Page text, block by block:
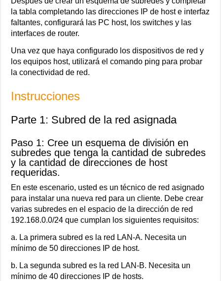
la tabla completando las direcciones IP de host e interfaz
faltantes, configurará las PC host, los switches y las
interfaces de router.
Una vez que haya configurado los dispositivos de red y
los equipos host, utilizará el comando ping para probar
la conectividad de red.
Instrucciones
Parte 1: Subred de la red asignada
Paso 1: Cree un esquema de división en
subredes que tenga la cantidad de subredes
y la cantidad de direcciones de host
requeridas.
En este escenario, usted es un técnico de red asignado
para instalar una nueva red para un cliente. Debe crear
varias subredes en el espacio de la dirección de red
192.168.0.0/24 que cumplan los siguientes requisitos:
a. La primera subred es la red LAN-A. Necesita un
mínimo de 50 direcciones IP de host.
b. La segunda subred es la red LAN-B. Necesita un
mínimo de 40 direcciones IP de hosts.